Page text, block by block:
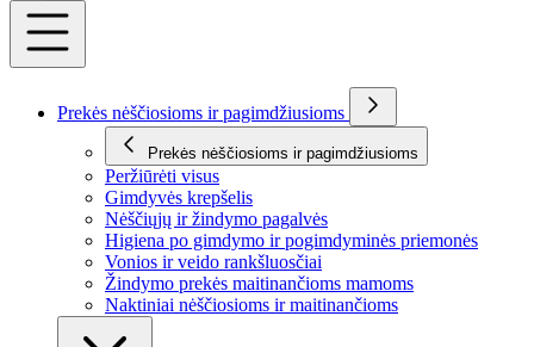
Prekės nėščiosioms ir pagimdžiusioms
Prekės nėščiosioms ir pagimdžiusioms
Peržiūrėti visus
Gimdyvės krepšelis
Nėščiųjų ir žindymo pagalvės
Higiena po gimdymo ir pogimdyminės priemonės
Vonios ir veido rankšluosčiai
Žindymo prekės maitinančioms mamoms
Naktiniai nėščiosioms ir maitinančioms